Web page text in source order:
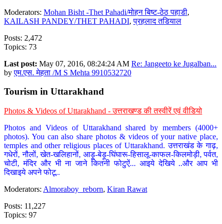
Moderators: Mohan Bisht -Thet Pahadi/मोहन बिष्ट-ठेठ पहाडी,
KAILASH PANDEY/THET PAHADI,प्रहलाद तडियाल
Posts: 2,472
Topics: 73
Last post: May 07, 2016, 08:24:24 AM Re: Jangeeto ke Jugalban...
byएम.एस. मेहता /M S Mehta 9910532720
Tourism in Uttarakhand
Photos & Videos of Uttarakhand - उत्तराखण्ड की तस्वीरें एवं वीडियो
Photos and Videos of Uttarakhand shared by members (4000+
photos). You can also share photos & videos of your native place,
temples and other religious places of Uttarakhand. उत्तराखंड के गाढ़,
गधेरों, नौलों, खेत-खलिहानों, आड़ू-बेड़ू-घिंघारू-हिसालू-काफल-किलमोड़ी, पर्वत,
चोटी, मंदिर और भी ना जाने कितनी फोटुऐं... आइये देखिये ..और आप भी
दिखाइये अपने फोटू..
Moderators: Almoraboy_reborn, Kiran Rawat
Posts: 11,227
Topics: 97